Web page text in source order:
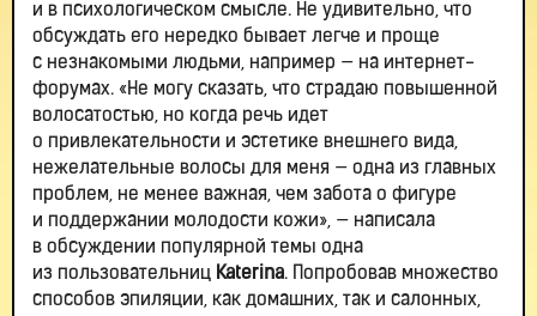
и в психологическом смысле. Не удивительно, что
обсуждать его нередко бывает легче и проще
с незнакомыми людьми, например — на интернет-
форумах. «Не могу сказать, что страдаю повышенной
волосатостью, но когда речь идет
о привлекательности и эстетике внешнего вида,
нежелательные волосы для меня — одна из главных
проблем, не менее важная, чем забота о фигуре
и поддержании молодости кожи», — написала
в обсуждении популярной темы одна
из пользовательниц Katerina. Попробовав множество
способов эпиляции, как домашних, так и салонных,